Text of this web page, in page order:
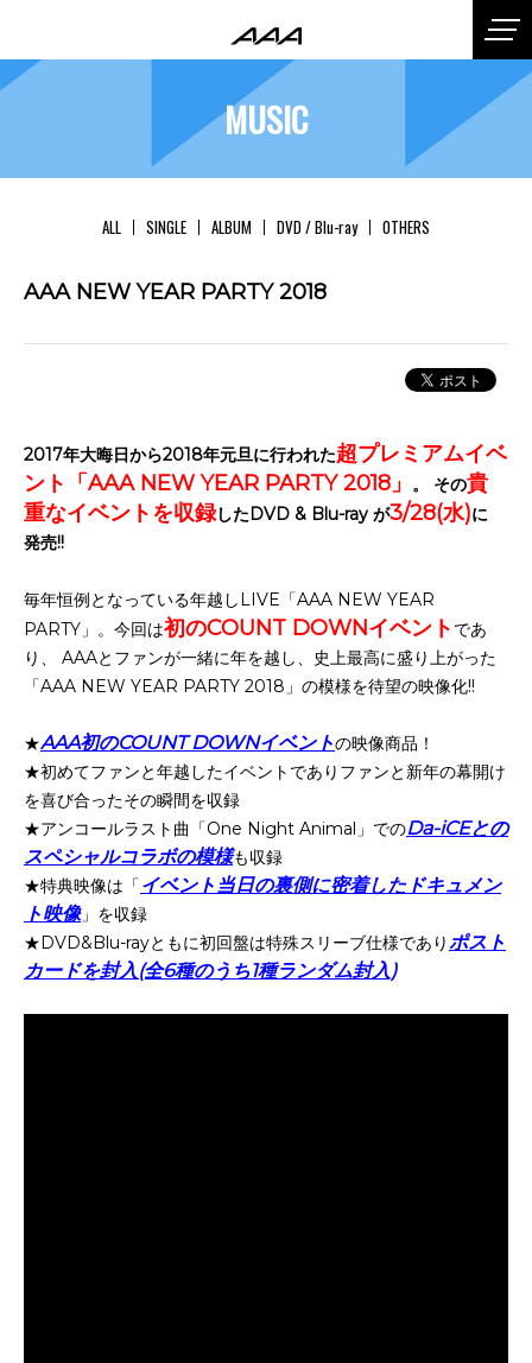
MUSIC
ALL SINGLE ALBUM DVD / Blu-ray OTHERS
AAA NEW YEAR PARTY 2018
2017年大晦日から2018年元旦に行われた超プレミアムイベ
ント「AAA NEW YEAR PARTY 2018」
。 その貴
重なイベントを収録したDVD & Blu-ray が3/28(水)に
発売!!
毎年恒例となっている年越しLIVE「AAA NEW YEAR
PARTY」。今回は初のCOUNT DOWNイベント であ
り、 AAAとファンが一緒に年を越し、史上最高に盛り上がった
「AAA NEW YEAR PARTY 2018」の模様を待望の映像化!!
★AAA初のCOUNT DOWNイベントの映像商品！
★初めてファンと年越したイベントでありファンと新年の幕開け
を喜び合ったその瞬間を収録
★アンコールラスト曲「One Night Animal」でのDa-iCEとの
スペシャルコラボの模様も収録
★特典映像は「イベント当日の裏側に密着したドキュメン
ト映像」を収録
★DVD&Blu-rayともに初回盤は特殊スリーブ仕様でありポスト
カードを封入(全6種のうち1種ランダム封入)